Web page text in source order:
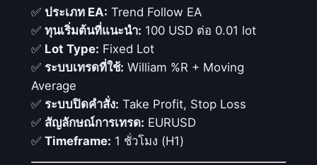
โ
น้
ม
จ
า
ก
W
i
✅ ประเภท EA: Trend Follow EA
✅ ทุนเริ่มต้นที่แนะนำ: 100 USD ต่อ 0.01 lot
✅ Lot Type: Fixed Lot
✅ ระบบเทรดที่ใช้: William %R + Moving
Average
✅ ระบบปิดคำสั่ง: Take Profit, Stop Loss
✅ สัญลักษณ์การเทรด: EURUSD
✅ Timeframe: 1 ชั่วโมง (H1)